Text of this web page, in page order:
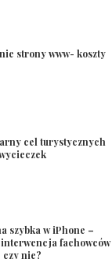
strony www- koszty
cel turystycznych
szybka w iPhone –
fachowców
czy nie?